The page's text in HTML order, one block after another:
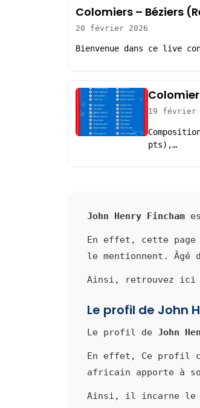
Colomiers – Béziers
20 février 2026
Bienvenue dans ce live
19 février
pts),…
John Henry Fincham
En effet, cette
le mentionnent.
Ainsi, retrouvez ici
Le profil de John
Le profil de John
En effet, Ce profil
africain apporte à
Ainsi, il incarne le